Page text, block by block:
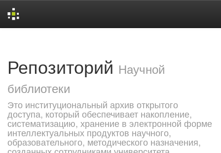
Репозиторий Научной
библиотеки
Это институциональный архив открытого
доступа, который обеспечивает накопление,
систематизацию, хранение в электронной форме
интеллектуальных продуктов научного,
образовательного, методического назначения,